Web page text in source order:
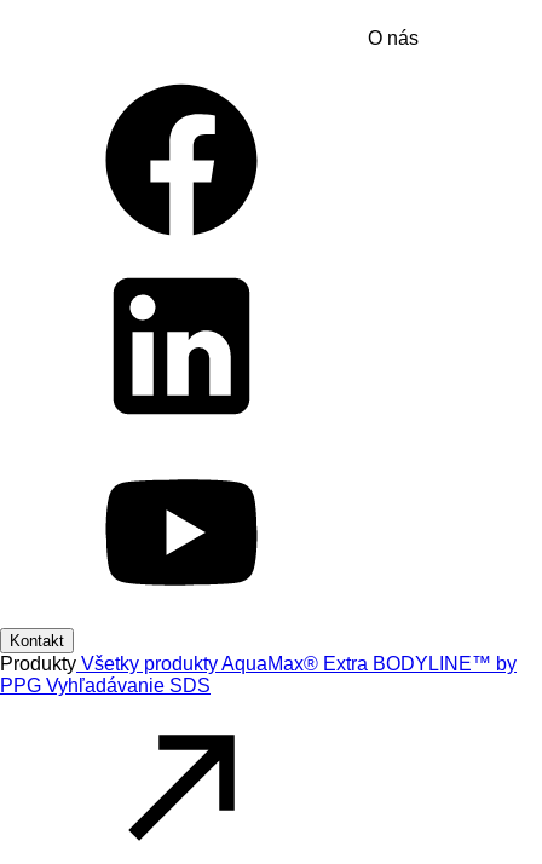
O nás
Kontakt
Produkty Všetky produktyAquaMax® Extra BODYLINE™ by
PPG Vyhľadávanie SDS